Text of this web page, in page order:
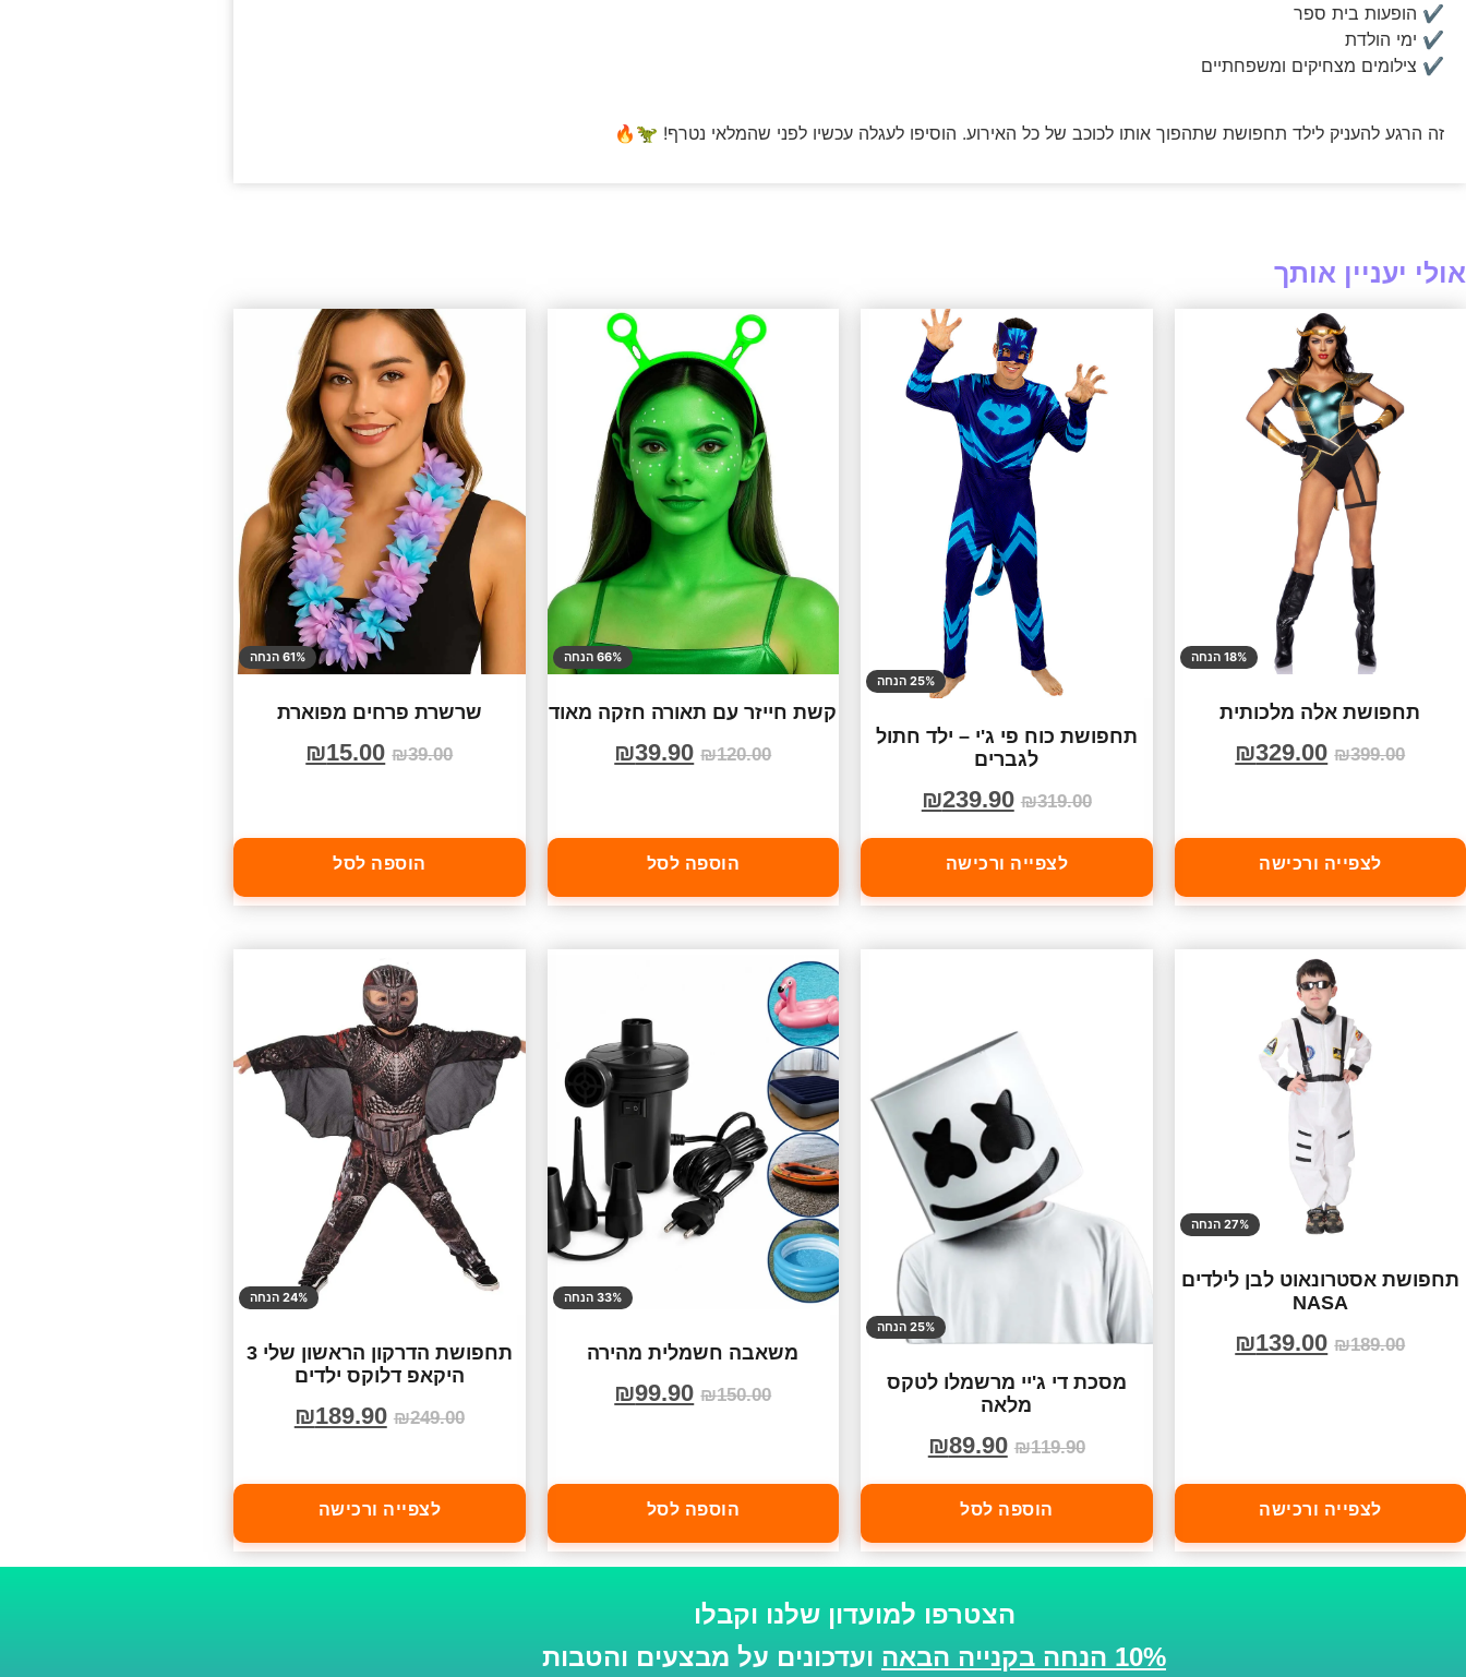
✔ הופעות בית ספר
✔ ימי הולדת
✔ צילומים מצחיקים ומשפחתיים
זה הרגע להעניק לילד תחפושת שתהפוך אותו לכוכב של כל האירוע. הוסיפו לעגלה עכשיו לפני שהמלאי נטרף! 🦖🔥
אולי יעניין אותך
18% הנחה
תחפושת אלה מלכותית
₪399.00
₪329.00
לצפייה ורכישה
25% הנחה
תחפושת כוח פי ג'י – ילד חתול
לגברים
₪319.00
₪239.90
לצפייה ורכישה
66% הנחה
קשת חייזר עם תאורה חזקה מאוד
₪120.00
₪39.90
הוספה לסל
61% הנחה
שרשרת פרחים מפוארת
₪39.00
₪15.00
הוספה לסל
27% הנחה
תחפושת אסטרונאוט לבן לילדים
NASA
₪189.00
₪139.00
לצפייה ורכישה
25% הנחה
מסכת די ג'יי מרשמלו לטקס
מלאה
₪119.90
₪89.90
הוספה לסל
33% הנחה
משאבה חשמלית מהירה
₪150.00
₪99.90
הוספה לסל
24% הנחה
תחפושת הדרקון הראשון שלי 3
היקאפ דלוקס ילדים
₪249.00
₪189.90
לצפייה ורכישה
הצטרפו למועדון שלנו וקבלו
10% הנחה בקנייה הבאה
ועדכונים על מבצעים והטבות